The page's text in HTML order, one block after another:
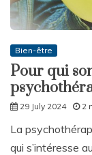
Bien-être
Pour qui
29 July 2024 2
La
qui s’intéresse